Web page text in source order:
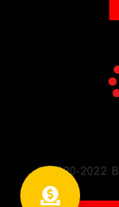
© 2020-2022